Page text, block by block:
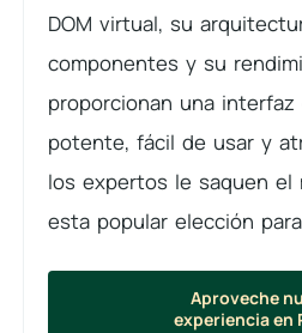
DOM virtual, su
componentes y su
proporcionan una
potente, fácil de usar y
los expertos le saquen el
esta popular elección
Aproveche
experiencia en